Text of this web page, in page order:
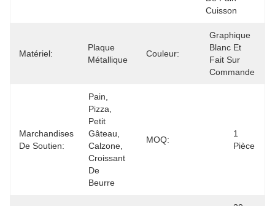
Cuisson
Matériel:
Plaque
Métallique
Couleur:
Graphique
Blanc Et
Fait Sur
Commande
Marchandises
De Soutien:
Pain,
Pizza,
Petit
Gâteau,
Calzone,
Croissant
De
Beurre
MOQ:
1
Pièce